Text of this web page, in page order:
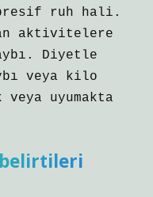
ruh hali.
aktivitelere
Diyetle
veya kilo
veya uyumakta
belirtileri